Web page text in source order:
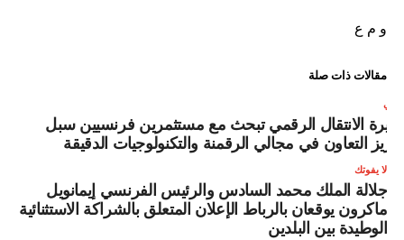
و م ع
مقالات ذات صلة
الانتقال الرقمي تبحث مع مستثمرين فرنسيين سبل
التعاون في مجالي الرقمنة والتكنولوجيات الدقيقة
لا يفوتك
جلالة الملك محمد السادس والرئيس الفرنسي إيمانويل
ماكرون يوقعان بالرباط الإعلان المتعلق بالشراكة الاستثنائية
الوطيدة بين البلدين